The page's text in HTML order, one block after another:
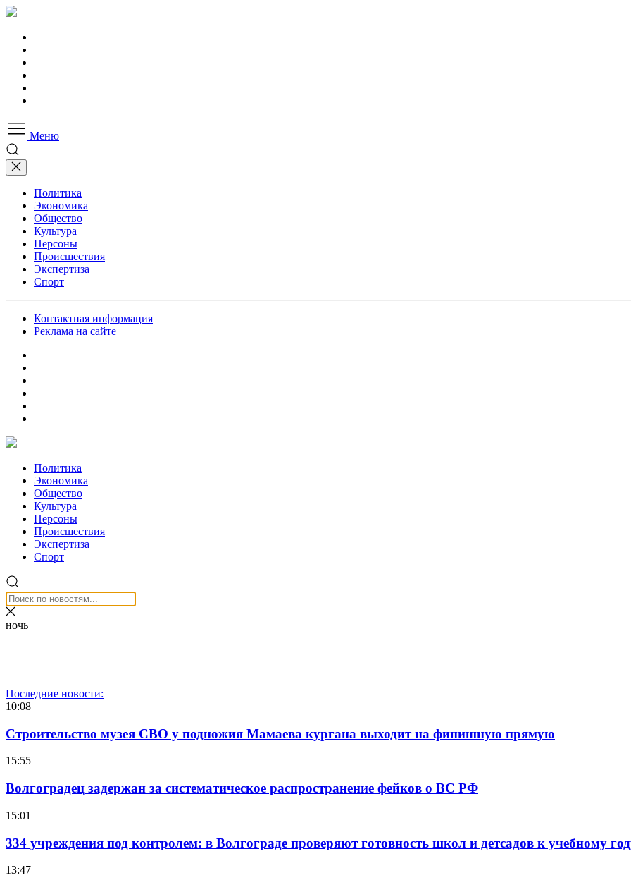
Меню
Политика
Экономика
Общество
Культура
Персоны
Происшествия
Экспертиза
Спорт
Контактная информация
Реклама на сайте
Политика
Экономика
Общество
Культура
Персоны
Происшествия
Экспертиза
Спорт
ночь
Последние новости:
10:08
Строительство музея СВО у подножия Мамаева кургана выходит на финишную прямую
15:55
Волгоградец задержан за систематическое распространение фейков о ВС РФ
15:01
334 учреждения под контролем: в Волгограде проверяют готовность школ и детсадов к учебному
13:47